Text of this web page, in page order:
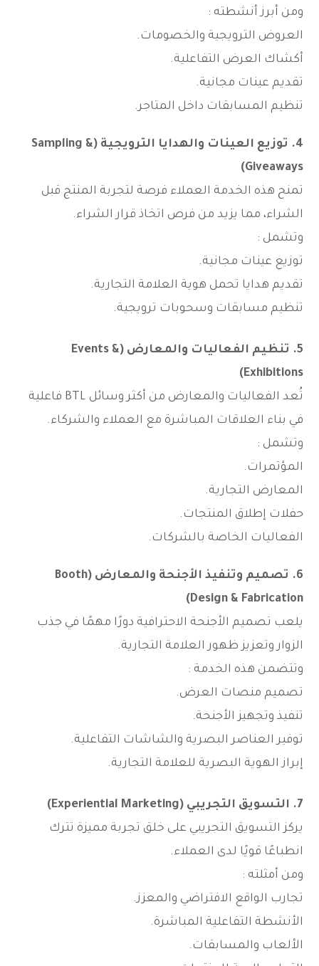
ومن أبرز أنشطته :
العروض الترويجية والخصومات.
أكشاك العرض التفاعلية.
تقديم عينات مجانية.
تنظيم المسابقات داخل المتاجر.
4. توزيع العينات والهدايا الترويجية (Sampling &
Giveaways)
تمنح هذه الخدمة العملاء فرصة لتجربة المنتج قبل
الشراء، مما يزيد من فرص اتخاذ قرار الشراء.
وتشمل :
توزيع عينات مجانية.
تقديم هدايا تحمل هوية العلامة التجارية.
تنظيم مسابقات وسحوبات ترويجية.
5. تنظيم الفعاليات والمعارض (Events &
Exhibitions)
تُعد الفعاليات والمعارض من أكثر وسائل BTL فاعلية
في بناء العلاقات المباشرة مع العملاء والشركاء.
وتشمل :
المؤتمرات.
المعارض التجارية.
حفلات إطلاق المنتجات.
الفعاليات الخاصة بالشركات.
6. تصميم وتنفيذ الأجنحة والمعارض (Booth
Design & Fabrication)
يلعب تصميم الأجنحة الاحترافية دورًا مهمًا في جذب
الزوار وتعزيز ظهور العلامة التجارية.
وتتضمن هذه الخدمة :
تصميم منصات العرض.
تنفيذ وتجهيز الأجنحة.
توفير العناصر البصرية والشاشات التفاعلية.
إبراز الهوية البصرية للعلامة التجارية.
7. التسويق التجريبي (Experiential Marketing)
يركز التسويق التجريبي على خلق تجربة مميزة تترك
انطباعًا قويًا لدى العملاء.
ومن أمثلته :
تجارب الواقع الافتراضي والمعزز.
الأنشطة التفاعلية المباشرة.
الألعاب والمسابقات.